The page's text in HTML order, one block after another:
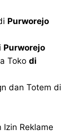
Purworejo
Purworejo
Toko di
dan Totem di
Izin Reklame